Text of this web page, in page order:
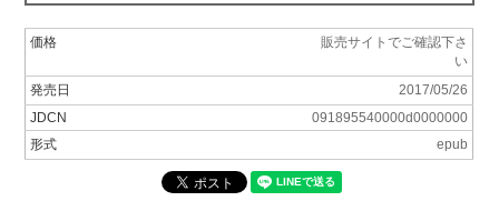
価格
販売サイトでご確認下さ
い
発売日
2017/05/26
JDCN
091895540000d0000000
形式
epub